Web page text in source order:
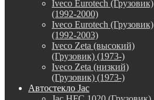
Iveco Eurotech (Грузовик)
(1992-2000)
Iveco Eurotech (Грузовик)
(1992-2003)
Iveco Zeta (высокий)
(Грузовик) (1973-)
Iveco Zeta (низкий)
(Грузовик) (1973-)
Автостекло Jac